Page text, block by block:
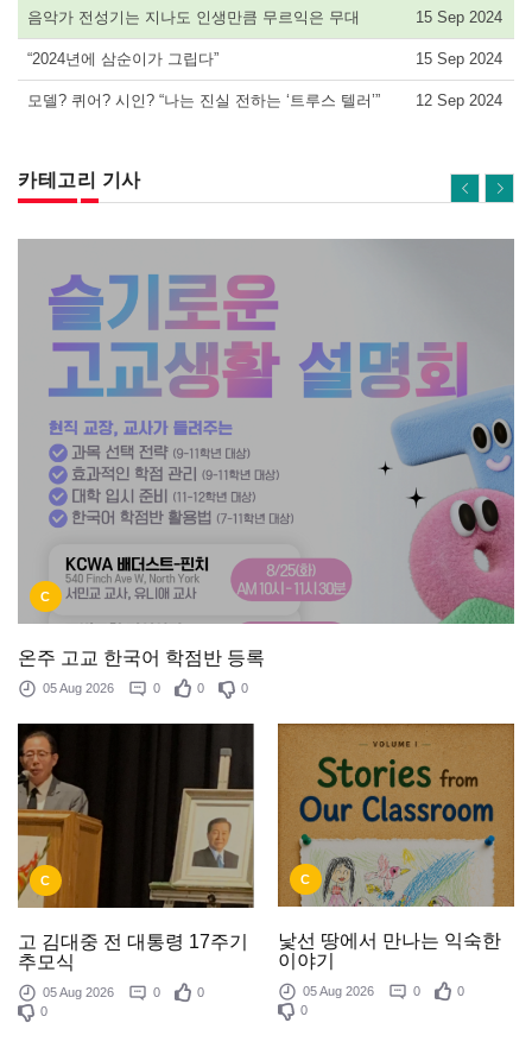
음악가 전성기는 지나도 인생만큼 무르익은 무대 15 Sep 2024
“2024년에 삼순이가 그립다” 15 Sep 2024
모델? 퀴어? 시인? “나는 진실 전하는 ‘트루스 텔러’” 12 Sep 2024
카테고리 기사
C
온주 고교 한국어 학점반 등록
05 Aug 2026 0 0 0
C
고 김대중 전 대통령 17주기
추모식
05 Aug 2026 0
0
0
C
낯선 땅에서 만나는 익숙한
이야기
05 Aug 2026 0
0
0